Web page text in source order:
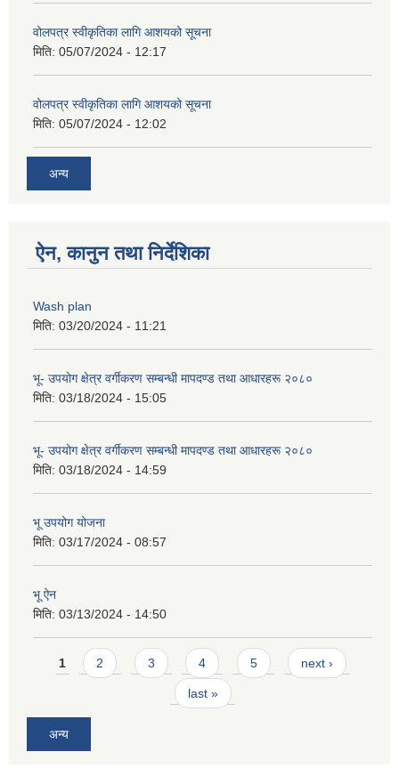
वोलपत्र स्वीकृतिका लागि आशयको सूचना
मिति: 05/07/2024 - 12:17
वोलपत्र स्वीकृतिका लागि आशयको सूचना
मिति: 05/07/2024 - 12:02
अन्य
ऐन, कानुन तथा निर्देशिका
Wash plan
मिति: 03/20/2024 - 11:21
भू- उपयोग क्षेत्र वर्गीकरण सम्बन्धी मापदण्ड तथा आधारहरू २०८०
मिति: 03/18/2024 - 15:05
भू- उपयोग क्षेत्र वर्गीकरण सम्बन्धी मापदण्ड तथा आधारहरू २०८०
मिति: 03/18/2024 - 14:59
भू उपयोग योजना
मिति: 03/17/2024 - 08:57
भू ऐन
मिति: 03/13/2024 - 14:50
Pages
1 2 3 4 5 next ›
last »
अन्य